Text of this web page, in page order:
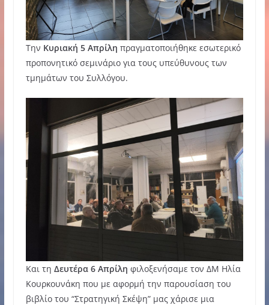
Την Κυριακή 5 Απρίλη πραγματοποιήθηκε εσωτερικό
προπονητικό σεμινάριο για τους υπεύθυνους των
τμημάτων του Συλλόγου.
Και τη Δευτέρα 6 Απρίλη φιλοξενήσαμε τον ΔΜ Ηλία
Κουρκουνάκη που με αφορμή την παρουσίαση του
βιβλίο του “Στρατηγική Σκέψη” μας χάρισε μια